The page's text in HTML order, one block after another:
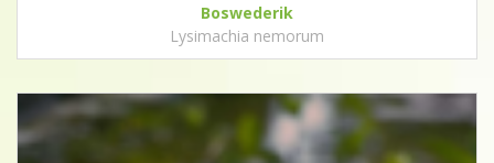
Boswederik
Lysimachia nemorum